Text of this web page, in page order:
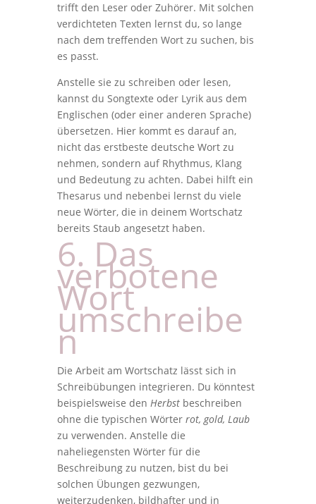
trifft den Leser oder Zuhörer. Mit solchen
verdichteten Texten lernst du, so lange
nach dem treffenden Wort zu suchen, bis
es passt.
Anstelle sie zu schreiben oder lesen,
kannst du Songtexte oder Lyrik aus dem
Englischen (oder einer anderen Sprache)
übersetzen. Hier kommt es darauf an,
nicht das erstbeste deutsche Wort zu
nehmen, sondern auf Rhythmus, Klang
und Bedeutung zu achten. Dabei hilft ein
Thesarus und nebenbei lernst du viele
neue Wörter, die in deinem Wortschatz
bereits Staub angesetzt haben.
6. Das
verbotene
Wort
umschreibe
n
Die Arbeit am Wortschatz lässt sich in
Schreibübungen integrieren. Du könntest
beispielsweise den Herbstbeschreiben
ohne die typischen Wörter rot, gold, Laub
zu verwenden. Anstelle die
naheliegensten Wörter für die
Beschreibung zu nutzen, bist du bei
solchen Übungen gezwungen,
weiterzudenken, bildhafter und in